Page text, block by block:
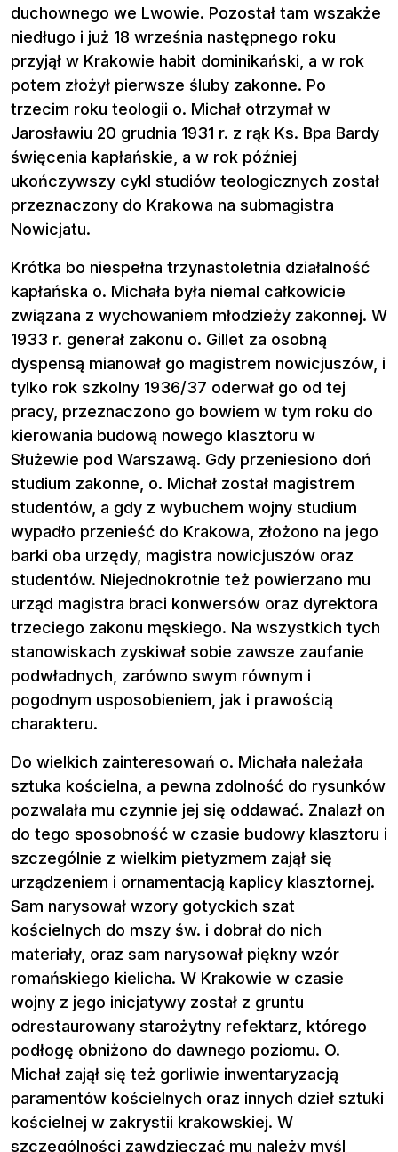
duchownego we Lwowie. Pozostał tam wszakże
niedługo i już 18 września następnego roku
przyjął w Krakowie habit dominikański, a w rok
potem złożył pierwsze śluby zakonne. Po
trzecim roku teologii o. Michał otrzymał w
Jarosławiu 20 grudnia 1931 r. z rąk Ks. Bpa Bardy
święcenia kapłańskie, a w rok później
ukończywszy cykl studiów teologicznych został
przeznaczony do Krakowa na submagistra
Nowicjatu.
Krótka bo niespełna trzynastoletnia działalność
kapłańska o. Michała była niemal całkowicie
związana z wychowaniem młodzieży zakonnej. W
1933 r. generał zakonu o. Gillet za osobną
dyspensą mianował go magistrem nowicjuszów, i
tylko rok szkolny 1936/37 oderwał go od tej
pracy, przeznaczono go bowiem w tym roku do
kierowania budową nowego klasztoru w
Służewie pod Warszawą. Gdy przeniesiono doń
studium zakonne, o. Michał został magistrem
studentów, a gdy z wybuchem wojny studium
wypadło przenieść do Krakowa, złożono na jego
barki oba urzędy, magistra nowicjuszów oraz
studentów. Niejednokrotnie też powierzano mu
urząd magistra braci konwersów oraz dyrektora
trzeciego zakonu męskiego. Na wszystkich tych
stanowiskach zyskiwał sobie zawsze zaufanie
podwładnych, zarówno swym równym i
pogodnym usposobieniem, jak i prawością
charakteru.
Do wielkich zainteresowań o. Michała należała
sztuka kościelna, a pewna zdolność do rysunków
pozwalała mu czynnie jej się oddawać. Znalazł on
do tego sposobność w czasie budowy klasztoru i
szczególnie z wielkim pietyzmem zajął się
urządzeniem i ornamentacją kaplicy klasztornej.
Sam narysował wzory gotyckich szat
kościelnych do mszy św. i dobrał do nich
materiały, oraz sam narysował piękny wzór
romańskiego kielicha. W Krakowie w czasie
wojny z jego inicjatywy został z gruntu
odrestaurowany starożytny refektarz, którego
podłogę obniżono do dawnego poziomu. O.
Michał zajął się też gorliwie inwentaryzacją
paramentów kościelnych oraz innych dzieł sztuki
kościelnej w zakrystii krakowskiej. W
szczególności zawdzięczać mu należy myśl